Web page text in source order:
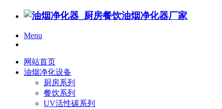
Menu
网站首页
油烟净化设备
厨房系列
餐饮系列
UV活性碳系列